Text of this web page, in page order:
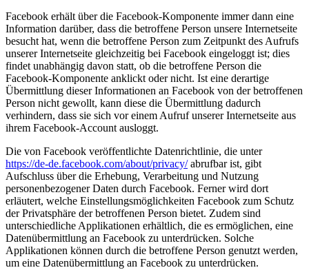
Facebook erhält über die Facebook-Komponente immer dann eine
Information darüber, dass die betroffene Person unsere Internetseite
besucht hat, wenn die betroffene Person zum Zeitpunkt des Aufrufs
unserer Internetseite gleichzeitig bei Facebook eingeloggt ist; dies
findet unabhängig davon statt, ob die betroffene Person die
Facebook-Komponente anklickt oder nicht. Ist eine derartige
Übermittlung dieser Informationen an Facebook von der betroffenen
Person nicht gewollt, kann diese die Übermittlung dadurch
verhindern, dass sie sich vor einem Aufruf unserer Internetseite aus
ihrem Facebook-Account ausloggt.
Die von Facebook veröffentlichte Datenrichtlinie, die unter
https://de-de.facebook.com/about/privacy/abrufbar ist, gibt
Aufschluss über die Erhebung, Verarbeitung und Nutzung
personenbezogener Daten durch Facebook. Ferner wird dort
erläutert, welche Einstellungsmöglichkeiten Facebook zum Schutz
der Privatsphäre der betroffenen Person bietet. Zudem sind
unterschiedliche Applikationen erhältlich, die es ermöglichen, eine
Datenübermittlung an Facebook zu unterdrücken. Solche
Applikationen können durch die betroffene Person genutzt werden,
um eine Datenübermittlung an Facebook zu unterdrücken.